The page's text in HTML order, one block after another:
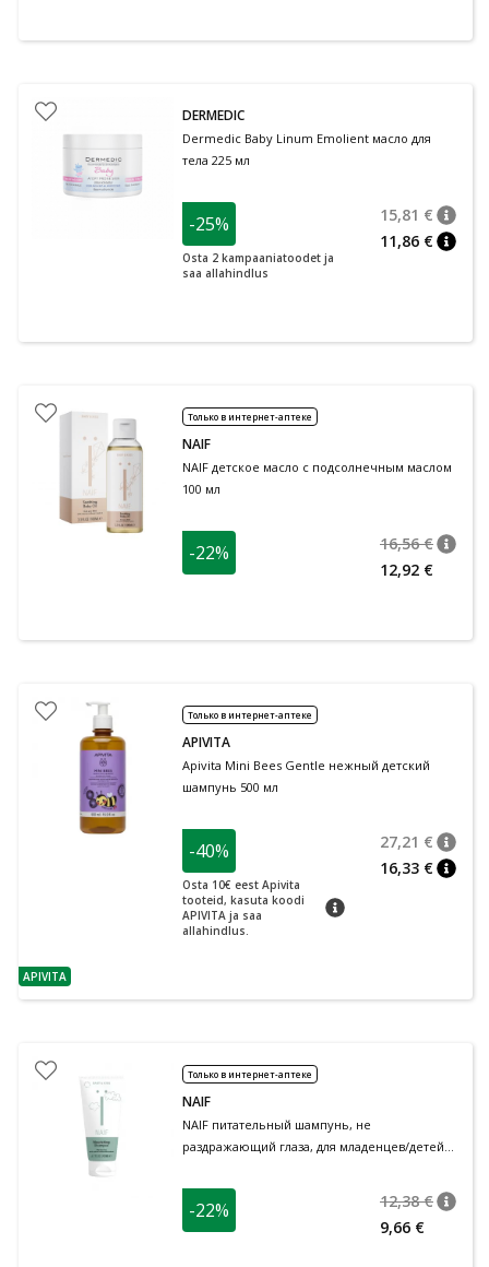
DERMEDIC
Dermedic Baby Linum Emolient масло для
тела 225 мл
-25%
Osta 2 kampaaniatoodet ja
saa allahindlus
15,81 €
11,86 €
Только в интернет-аптеке
NAIF
NAIF детское масло с подсолнечным маслом
100 мл
-22% 16,56 €
12,92 €
nõuanne
APIVITA
Только в интернет-аптеке
APIVITA
Apivita Mini Bees Gentle нежный детский
шампунь 500 мл
-40%
Osta 10€ eest Apivita
tooteid, kasuta koodi
APIVITA ja saa
allahindlus.
nõuanne
27,21 €
16,33 €
Только в интернет-аптеке
NAIF
NAIF питательный шампунь, не
раздражающий глаза, для младенцев/детей
-22% 12,38 €
9,66 €